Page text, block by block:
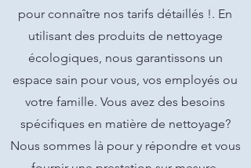
pour connaître nos tarifs détaillés !. En
utilisant des produits de nettoyage
écologiques, nous garantissons un
espace sain pour vous, vos employés ou
votre famille. Vous avez des besoins
spécifiques en matière de nettoyage?
Nous sommes là pour y répondre et vous